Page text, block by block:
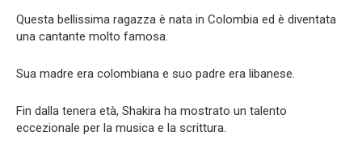
Questa bellissima ragazza è nata in Colombia ed è diventata
una cantante molto famosa.
Sua madre era colombiana e suo padre era libanese.
Fin dalla tenera età, Shakira ha mostrato un talento
eccezionale per la musica e la scrittura.